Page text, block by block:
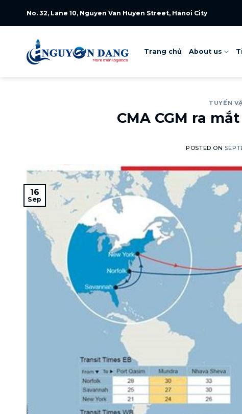
No. 32, Lane 10, Nguyen Van Huyen Street, Hanoi City
Trang chủ About us
TUYẾN
CMA CGM ra
POSTED ON
16
Sep